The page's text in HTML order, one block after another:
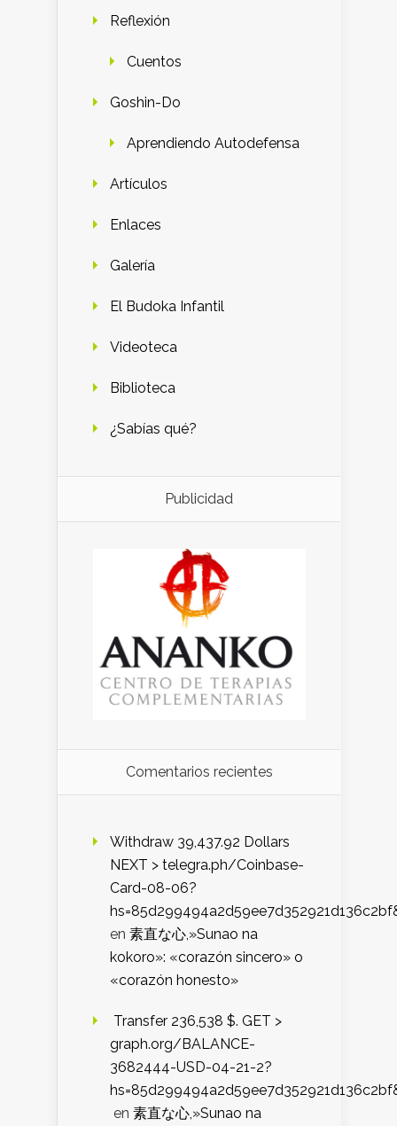
Reflexión
Cuentos
Goshin-Do
Aprendiendo Autodefensa
Artículos
Enlaces
Galería
El Budoka Infantil
Videoteca
Biblioteca
¿Sabías qué?
Publicidad
Comentarios recientes
Withdraw 39,437.92 Dollars
NEXT > telegra.ph/Coinbase-
Card-08-06?
en 素直な心,»Sunao na
kokoro»: «corazón sincero» o
«corazón honesto»
️ Transfer 236,538 $. GET >
graph.org/BALANCE-
3682444-USD-04-21-2?
en 素直な心,»Sunao na